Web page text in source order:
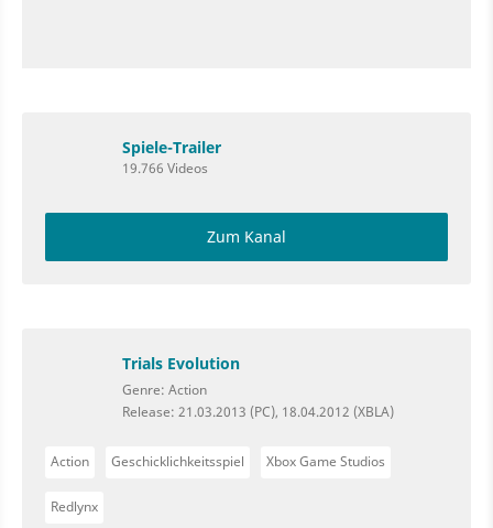
Spiele-Trailer
19.766 Videos
Zum Kanal
Trials Evolution
Genre: Action
Release: 21.03.2013 (PC), 18.04.2012 (XBLA)
Action Geschicklichkeitsspiel Xbox Game Studios
Redlynx